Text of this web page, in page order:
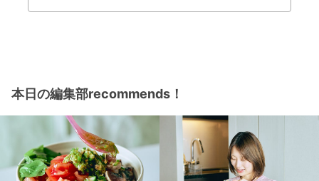
本日の編集部recommends！